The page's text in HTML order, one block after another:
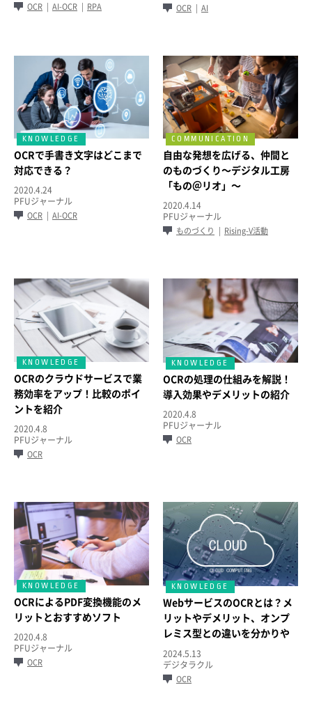
OCR AI-OCR RPA OCR AI
OCRで手書き文字はどこまで
対応できる？
2020.4.24
PFUジャーナル
OCR AI-OCR
自由な発想を広げる、仲間と
のものづくり～デジタル工房
「もの＠リオ」～
2020.4.14
PFUジャーナル
ものづくり Rising-V活動
OCRのクラウドサービスで業
務効率をアップ！比較のポイ
ントを紹介
2020.4.8
PFUジャーナル
OCR
OCRの処理の仕組みを解説！
導入効果やデメリットの紹介
2020.4.8
PFUジャーナル
OCR
OCRによるPDF変換機能のメ
リットとおすすめソフト
2020.4.8
PFUジャーナル
OCR
WebサービスのOCRとは？メ
リットやデメリット、オンプ
レミス型との違いを分かりや
すく解説
2024.5.13
デジタラクル
OCR